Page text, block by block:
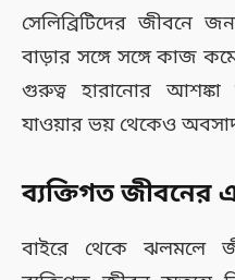
সেলিব্রিটিদের জীবনে
বাড়ার সঙ্গে সঙ্গে কাজ
গুরুত্ব হারানোর
যাওয়ার ভয় থেকেও
ব্যক্তিগত জীবনের
বাইরে থেকে ঝলমলে